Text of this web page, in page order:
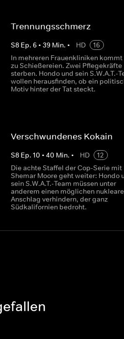
Trennungsschmerz
S8 Ep.6 •39 Min. • HD
16
In mehreren Frauenkliniken kommt
zu Schießereien. Zwei Pflegekräfte
sterben. Hondo und sein S.W.A.T.-
wollen herausfinden, ob ein
Motiv hinter der Tat steckt.
Verschwundenes Kokain
S8 Ep.10 •40 Min. • HD
12
Die achte Staffel der Cop-Serie mit
Shemar Moore geht weiter: Hondo
sein S.W.A.T.-Team müssen unter
anderem einen möglichen
Anschlag verhindern, der ganz
Südkalifornien bedroht.